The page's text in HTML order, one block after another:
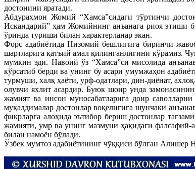
достонини яратади.
Абдураҳмон Жомий “Хамса”сидаги тўртинчи
Искандарий” ҳам Жомийнинг анъанага риоя этиши
ўринда туриши билан характерланар экан.
Форс адабиётида Низомий бешлигига биринчи
шартларига қатъий амал қилинганлигини кўрамиз.
мумкин эди. Навоий ўз “Хамса”си мисолида
кўрсатиб берди ва унинг бу асари умумжаҳон
турмуши, халқ ҳаёти, урф-одатлари, дин-диёнат,
олувчи яхлит асардир. Буюк шоир унда
жамият ва инсон муносабатларига доир
муқаддималар достонлар воқелигига шунчаки
фикрларга алоҳида эътибор бериш достонлар
жамияти, умр ва унинг мазмуни ҳақидаги фалсафий-
билан намоён бўлади.
Ўзбек мумтоз адабиётининг чўққиси бўлган Алишер